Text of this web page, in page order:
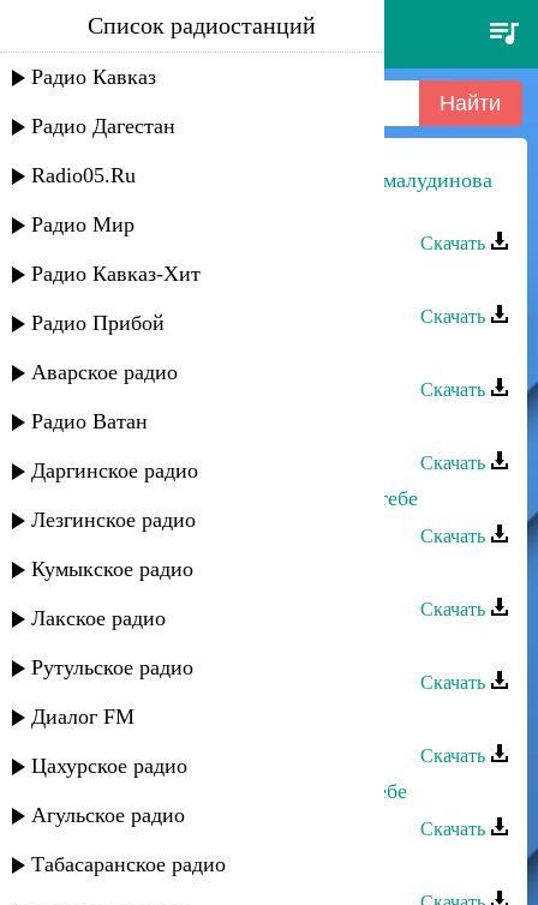
davran - скучаю
Список радиостанций
Радио Кавказ
Радио Дагестан
Radio05.Ru
Радио Мир
Радио Кавказ-Хит
Радио Прибой
Аварское радио
Радио Ватан
Даргинское радио
Лезгинское радио
Кумыкское радио
Лакское радио
Рутульское радио
Диалог FM
Цахурское радио
Агульское радио
Табасаранское радио
Тимур Габибулаев и Джамиля Джамалудинова
Скачать
Рафига - Скучаю по тебе
Скачать
Скачать
Rido - Я скучаю, мама
Скачать
Руслан Абдусаламов - Скучаю по тебе
Скачать
Альбина Салимгереева - Скучаю
Скачать
Скачать
Загир Магомедов - Скучаю
Скачать
Мадани Ибрагимов - Скучаю по тебе
Скачать
Руслан Аджиев - Скучаю